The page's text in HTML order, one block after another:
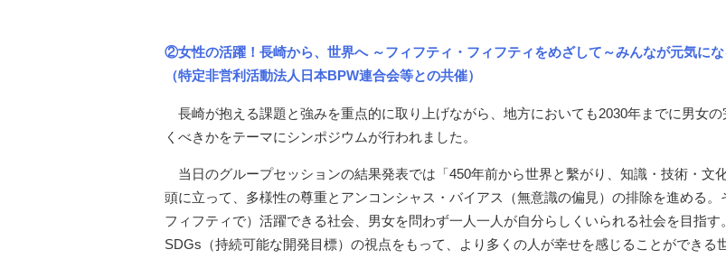
②女性の活躍！長崎から、世界へ ～フィフティ・フィフティをめざして～みんなが元気に
（特定非営利活動法人日本BPW連合会等との共催）
長崎が抱える課題と強みを重点的に取り上げながら、地方においても2030年までに男女
くべきかをテーマにシンポジウムが行われました。
当日のグループセッションの結果発表では「450年前から世界と繫がり、知識・技術・
頭に立って、多様性の尊重とアンコンシャス・バイアス（無意識の偏見）の排除を進める
フィフティで）活躍できる社会、男女を問わず一人一人が自分らしくいられる社会を目指
SDGs（持続可能な開発目標）の視点をもって、より多くの人が幸せを感じることができる